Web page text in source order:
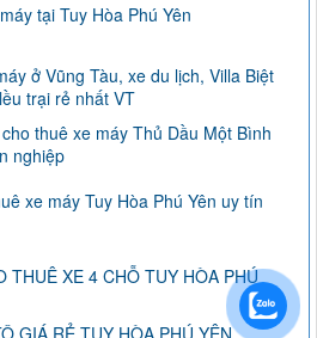
tại Tuy Hòa Phú Yên
ở Vũng Tàu, xe du lịch, Villa Biệt
trại rẻ nhất VT
thuê xe máy Thủ Dầu Một Bình
nghiệp
xe máy Tuy Hòa Phú Yên uy tín
THUÊ XE 4 CHỖ TUY HÒA PHÚ